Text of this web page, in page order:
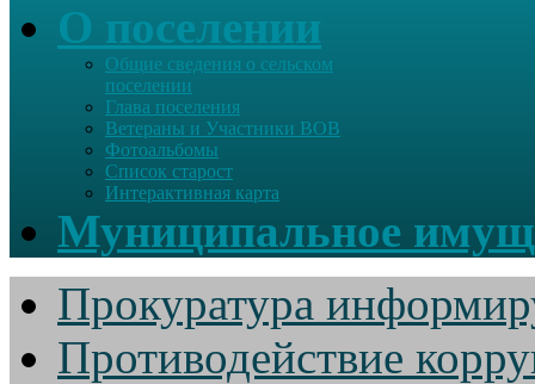
О поселении
Общие сведения о сельском
поселении
Глава поселения
Ветераны и Участники ВОВ
Фотоальбомы
Список старост
Интерактивная карта
Муниципальное
Прокуратура
Противодействие